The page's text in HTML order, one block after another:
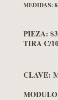
MEDIDAS:
PIEZA:
TIRA C/
CLAVE: